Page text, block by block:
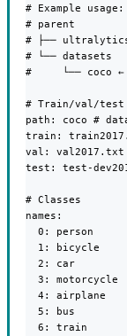
# Example
# parent
# ├──
# └── datasets
#     └── coco ←
# Train/val/
path: coco #
train:
val: val2017.txt
test: test-
# Classes
names:
  0: person
  1: bicycle
  2: car
  3: motorcycle
  4: airplane
  5: bus
  6: train